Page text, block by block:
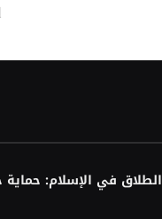
الطلاق في الإسلام: